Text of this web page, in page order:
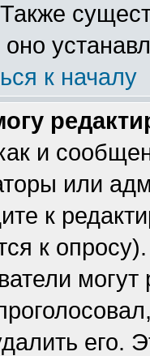
оно
к началу
и
или
к
к
его.